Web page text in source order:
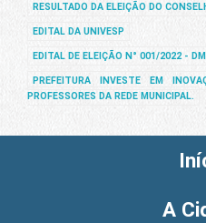
RESULTADO DA ELEIÇÃO DO
EDITAL DA UNIVESP
EDITAL DE ELEIÇÃO N° 001/2022 -
PREFEITURA INVESTE EM
PROFESSORES DA REDE MUNICIPAL.
A